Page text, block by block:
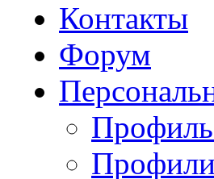
Контакты
Форум
Профиль